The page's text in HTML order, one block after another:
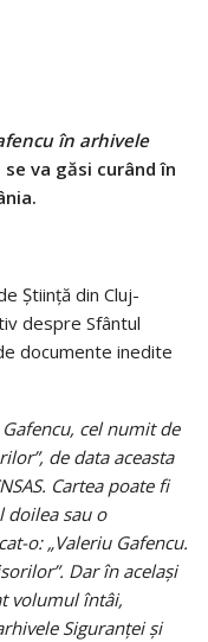
în arhivele
va găsi curând în
Știință din Cluj-
despre Sfântul
documente inedite
cel numit de
de data aceasta
Cartea poate fi
doilea sau o
o: „Valeriu Gafencu.
Dar în acelaşi
volumul întâi,
Siguranţei şi